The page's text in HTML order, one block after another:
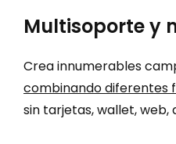
Multisoporte y
Crea innumerables
combinando diferentes
sin tarjetas, wallet, web,